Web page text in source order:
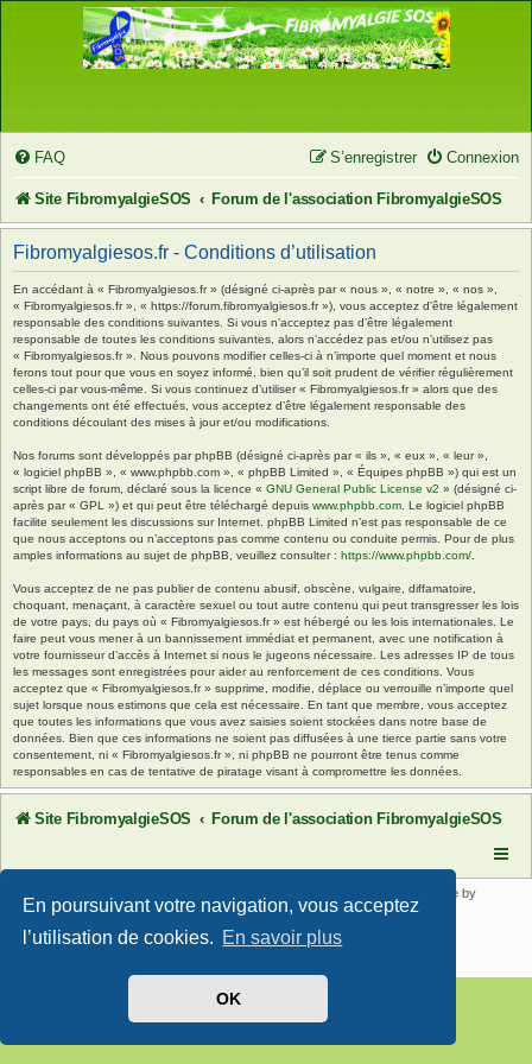
En poursuivant votre navigation, vous acceptez
l’utilisation de cookies. En savoir plus
OK
FAQ Connexion
S’enregistrer
Site FibromyalgieSOS Forum de l'association FibromyalgieSOS
Fibromyalgiesos.fr - Conditions d’utilisation
En accédant à « Fibromyalgiesos.fr » (désigné ci-après par « nous », « notre », « nos »,
« Fibromyalgiesos.fr », « https://forum.fibromyalgiesos.fr »), vous acceptez d’être légalement
responsable des conditions suivantes. Si vous n’acceptez pas d’être légalement
responsable de toutes les conditions suivantes, alors n’accédez pas et/ou n’utilisez pas
« Fibromyalgiesos.fr ». Nous pouvons modifier celles-ci à n’importe quel moment et nous
ferons tout pour que vous en soyez informé, bien qu’il soit prudent de vérifier régulièrement
celles-ci par vous-même. Si vous continuez d’utiliser « Fibromyalgiesos.fr » alors que des
changements ont été effectués, vous acceptez d’être légalement responsable des
conditions découlant des mises à jour et/ou modifications.
Nos forums sont développés par phpBB (désigné ci-après par « ils », « eux », « leur »,
« logiciel phpBB », « www.phpbb.com », « phpBB Limited », « Équipes phpBB ») qui est un
script libre de forum, déclaré sous la licence « GNU General Public License v2 » (désigné ci-
après par « GPL ») et qui peut être téléchargé depuis www.phpbb.com . Le logiciel phpBB
facilite seulement les discussions sur Internet. phpBB Limited n’est pas responsable de ce
que nous acceptons ou n’acceptons pas comme contenu ou conduite permis. Pour de plus
amples informations au sujet de phpBB, veuillez consulter : https://www.phpbb.com/
Vous acceptez de ne pas publier de contenu abusif, obscène, vulgaire, diffamatoire,
choquant, menaçant, à caractère sexuel ou tout autre contenu qui peut transgresser les lois
de votre pays, du pays où « Fibromyalgiesos.fr » est hébergé ou les lois internationales. Le
faire peut vous mener à un bannissement immédiat et permanent, avec une notification à
votre fournisseur d’accès à Internet si nous le jugeons nécessaire. Les adresses IP de tous
les messages sont enregistrées pour aider au renforcement de ces conditions. Vous
acceptez que « Fibromyalgiesos.fr » supprime, modifie, déplace ou verrouille n’importe quel
sujet lorsque nous estimons que cela est nécessaire. En tant que membre, vous acceptez
que toutes les informations que vous avez saisies soient stockées dans notre base de
données. Bien que ces informations ne soient pas diffusées à une tierce partie sans votre
consentement, ni « Fibromyalgiesos.fr », ni phpBB ne pourront être tenus comme
responsables en cas de tentative de piratage visant à compromettre les données.
Site FibromyalgieSOS Forum de l'association FibromyalgieSOS
® Forum Software © phpBB Limited | SE Square by
PhpBB3 BBCodes
Traduit parphpBB-fr.com